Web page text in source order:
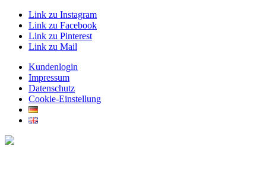
Link zu Instagram
Link zu Facebook
Link zu Pinterest
Link zu Mail
Kundenlogin
Impressum
Datenschutz
Cookie-Einstellung